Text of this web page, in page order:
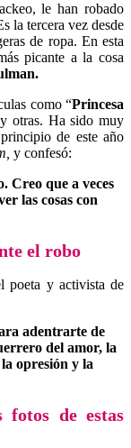
le han robado
la tercera vez desde
de ropa. En esta
picante a la cosa
como “Princesa
y otras. Ha sido muy
de este año
y confesó:
Creo que a veces
las cosas con
el robo
poeta y activista de
adentrarte de
del amor, la
opresión y la
fotos de estas